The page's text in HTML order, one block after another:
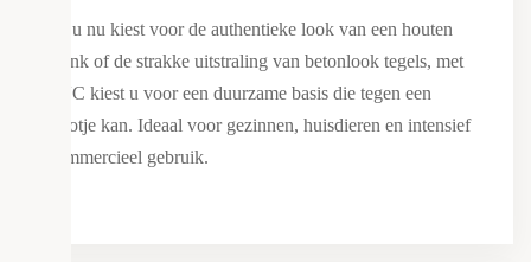
Of u nu kiest voor de authentieke look van een houten
plank of de strakke uitstraling van betonlook tegels, met
PVC kiest u voor een duurzame basis die tegen een
stootje kan. Ideaal voor gezinnen, huisdieren en intensief
commercieel gebruik.